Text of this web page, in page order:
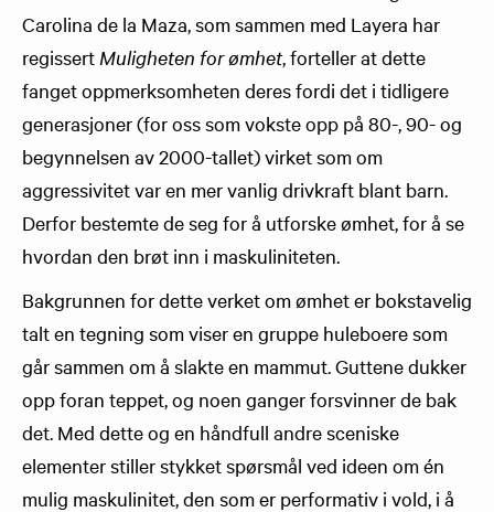
Carolina de la Maza, som sammen med Layera har
regissert Muligheten for ømhet, forteller at dette
fanget oppmerksomheten deres fordi det i tidligere
generasjoner (for oss som vokste opp på 80-, 90- og
begynnelsen av 2000-tallet) virket som om
aggressivitet var en mer vanlig drivkraft blant barn.
Derfor bestemte de seg for å utforske ømhet, for å se
hvordan den brøt inn i maskuliniteten.
Bakgrunnen for dette verket om ømhet er bokstavelig
talt en tegning som viser en gruppe huleboere som
går sammen om å slakte en mammut. Guttene dukker
opp foran teppet, og noen ganger forsvinner de bak
det. Med dette og en håndfull andre sceniske
elementer stiller stykket spørsmål ved ideen om én
mulig maskulinitet, den som er performativ i vold, i å